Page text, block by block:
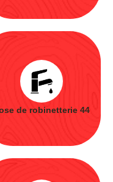
de robinetterie 44